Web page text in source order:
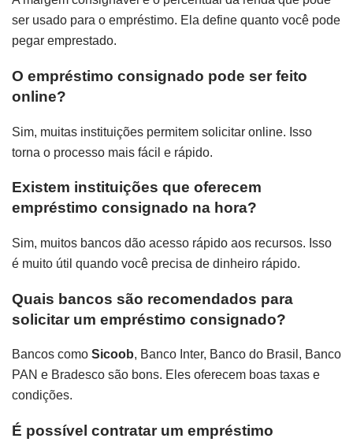
ser usado para o empréstimo. Ela define quanto você pode
pegar emprestado.
O empréstimo consignado pode ser feito
online?
Sim, muitas instituições permitem solicitar online. Isso
torna o processo mais fácil e rápido.
Existem instituições que oferecem
empréstimo consignado na hora?
Sim, muitos bancos dão acesso rápido aos recursos. Isso
é muito útil quando você precisa de dinheiro rápido.
Quais bancos são recomendados para
solicitar um empréstimo consignado?
Bancos como Sicoob, Banco Inter, Banco do Brasil, Banco
PAN e Bradesco são bons. Eles oferecem boas taxas e
condições.
É possível contratar um empréstimo